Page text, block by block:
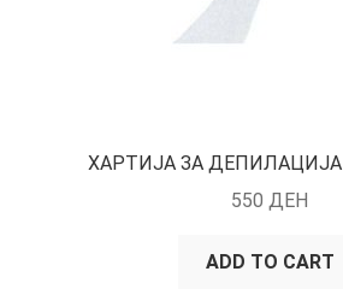
ХАРТИЈА ЗА
550 ДЕН
ADD TO CART